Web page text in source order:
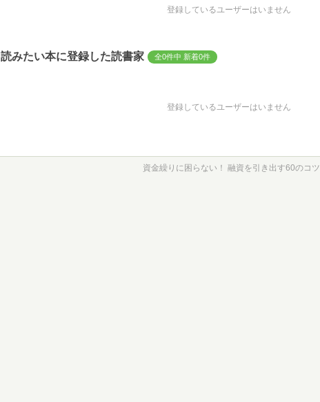
登録しているユーザーはいません
読みたい本に登録した読書家 全0件中 新着0件
登録しているユーザーはいません
資金繰りに困らない！ 融資を引き出す60のコツ